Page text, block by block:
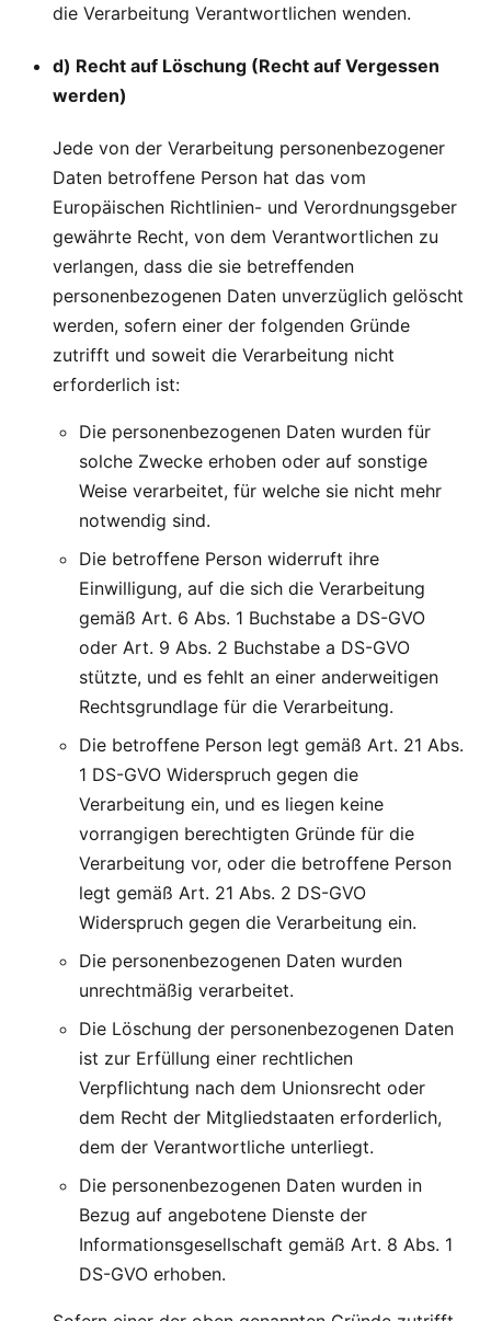
die Verarbeitung Verantwortlichen wenden.
d) Recht auf Löschung (Recht auf Vergessen
werden)
Jede von der Verarbeitung personenbezogener
Daten betroffene Person hat das vom
Europäischen Richtlinien- und Verordnungsgeber
gewährte Recht, von dem Verantwortlichen zu
verlangen, dass die sie betreffenden
personenbezogenen Daten unverzüglich gelöscht
werden, sofern einer der folgenden Gründe
zutrifft und soweit die Verarbeitung nicht
erforderlich ist:
Die personenbezogenen Daten wurden für
solche Zwecke erhoben oder auf sonstige
Weise verarbeitet, für welche sie nicht mehr
notwendig sind.
Die betroffene Person widerruft ihre
Einwilligung, auf die sich die Verarbeitung
gemäß Art. 6 Abs. 1 Buchstabe a DS-GVO
oder Art. 9 Abs. 2 Buchstabe a DS-GVO
stützte, und es fehlt an einer anderweitigen
Rechtsgrundlage für die Verarbeitung.
Die betroffene Person legt gemäß Art. 21 Abs.
1 DS-GVO Widerspruch gegen die
Verarbeitung ein, und es liegen keine
vorrangigen berechtigten Gründe für die
Verarbeitung vor, oder die betroffene Person
legt gemäß Art. 21 Abs. 2 DS-GVO
Widerspruch gegen die Verarbeitung ein.
Die personenbezogenen Daten wurden
unrechtmäßig verarbeitet.
Die Löschung der personenbezogenen Daten
ist zur Erfüllung einer rechtlichen
Verpflichtung nach dem Unionsrecht oder
dem Recht der Mitgliedstaaten erforderlich,
dem der Verantwortliche unterliegt.
Die personenbezogenen Daten wurden in
Bezug auf angebotene Dienste der
Informationsgesellschaft gemäß Art. 8 Abs. 1
DS-GVO erhoben.